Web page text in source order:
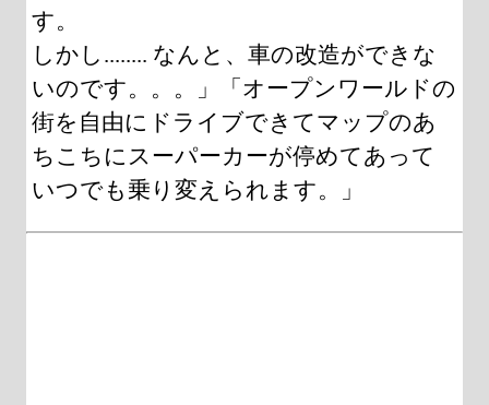
す。
しかし........ なんと、車の改造ができな
いのです。。。」「オープンワールドの
街を自由にドライブできてマップのあ
ちこちにスーパーカーが停めてあって
いつでも乗り変えられます。」